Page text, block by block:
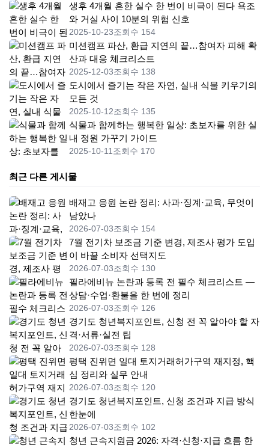
생후 4개월 흔한 실수 한 번이 비극이 된다 욕조
와 거실 사이 10분의 위험 신호
2025-10-23조회수 154
미션캠프 파산, 환급 지연의 끝…참여자 피해 확
산과 대응 체크리스트
2025-12-03조회수 138
도시에서 즐기는 작은 자연, 실내 식물 키우기의
모든 것
2025-10-12조회수 135
식물과 함께하는 행복한 일상: 초보자를 위한 실
내 정원 가꾸기 가이드
2025-10-11조회수 170
최근 다른 게시물
배재고 응원 논란 정리: 사과·징계·교육, 무엇이
남았나
2026-07-03조회수 154
7월 전기차 보조금 기준 변경, 제조사 평가 도입
이 바꿀 소비자 선택지도
2026-07-03조회수 130
필라에비뉴 논란과 등록 전 필수 체크리스트 —
상담·수업·환불을 한 번에 정리
2026-07-03조회수 126
경기도 청년복지포인트, 신청 전 꼭 알아야 할 자
격·서류·실전 팁
2026-07-03조회수 128
평택 진위면 일대 토지거래허가구역 재지정, 핵
심 정리와 실무 안내
2026-07-03조회수 120
경기도 청년복지포인트, 신청 조건과 지급 방식
한눈에
2026-07-03조회수 102
청년 근속지원금 2026: 자격·신청·지급 흐름 한